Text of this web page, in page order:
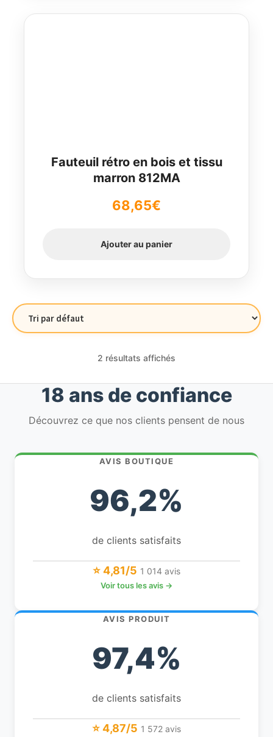
Fauteuil rétro en bois et tissu
marron 812MA
68,65€
Ajouter au panier
2 résultats affichés
18 ans de confiance
Découvrez ce que nos clients pensent de nous
AVIS BOUTIQUE
96,2%
de clients satisfaits
⭐ 4,81/5 1 014 avis
Voir tous les avis →
AVIS PRODUIT
97,4%
de clients satisfaits
⭐ 4,87/5 1 572 avis